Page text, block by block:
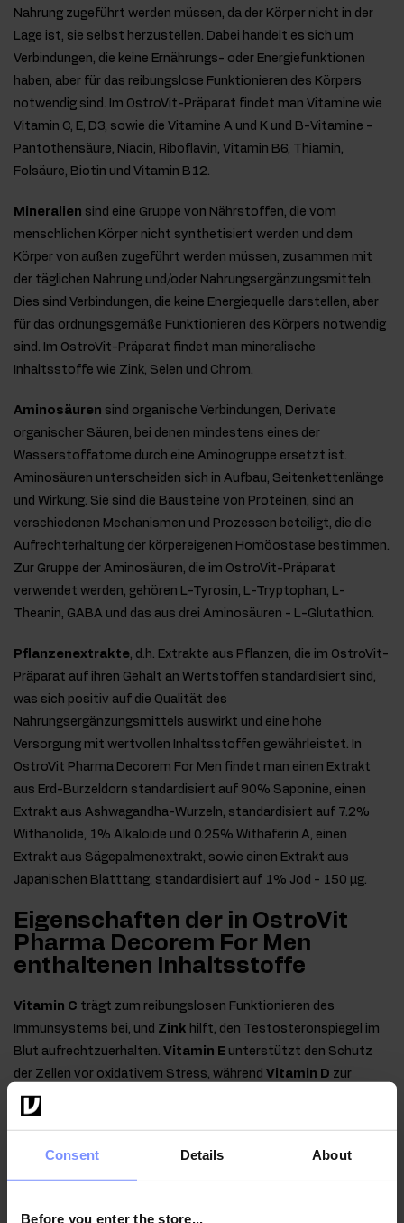
Consent Details About
Before you enter the store...
Nahrung zugeführt werden müssen, da der Körper nicht in der
Lage ist, sie selbst herzustellen. Dabei handelt es sich um
Verbindungen, die keine Ernährungs- oder Energiefunktionen
haben, aber für das reibungslose Funktionieren des Körpers
notwendig sind. Im OstroVit-Präparat findet man Vitamine wie
Vitamin C, E, D3, sowie die Vitamine A und K und B-Vitamine -
Pantothensäure, Niacin, Riboflavin, Vitamin B6, Thiamin,
Folsäure, Biotin und Vitamin B12.
Mineralien sind eine Gruppe von Nährstoffen, die vom
menschlichen Körper nicht synthetisiert werden und dem
Körper von außen zugeführt werden müssen, zusammen mit
der täglichen Nahrung und/oder Nahrungsergänzungsmitteln.
Dies sind Verbindungen, die keine Energiequelle darstellen, aber
für das ordnungsgemäße Funktionieren des Körpers notwendig
sind. Im OstroVit-Präparat findet man mineralische
Inhaltsstoffe wie Zink, Selen und Chrom.
Aminosäuren sind organische Verbindungen, Derivate
organischer Säuren, bei denen mindestens eines der
Wasserstoffatome durch eine Aminogruppe ersetzt ist.
Aminosäuren unterscheiden sich in Aufbau, Seitenkettenlänge
und Wirkung. Sie sind die Bausteine von Proteinen, sind an
verschiedenen Mechanismen und Prozessen beteiligt, die die
Aufrechterhaltung der körpereigenen Homöostase bestimmen.
Zur Gruppe der Aminosäuren, die im OstroVit-Präparat
verwendet werden, gehören L-Tyrosin, L-Tryptophan, L-
Theanin, GABA und das aus drei Aminosäuren - L-Glutathion.
Pflanzenextrakte, d.h. Extrakte aus Pflanzen, die im OstroVit-
Präparat auf ihren Gehalt an Wertstoffen standardisiert sind,
was sich positiv auf die Qualität des
Nahrungsergänzungsmittels auswirkt und eine hohe
Versorgung mit wertvollen Inhaltsstoffen gewährleistet. In
OstroVit Pharma Decorem For Men findet man einen Extrakt
aus Erd-Burzeldorn standardisiert auf 90% Saponine, einen
Extrakt aus Ashwagandha-Wurzeln, standardisiert auf 7.2%
Withanolide, 1% Alkaloide und 0.25% Withaferin A, einen
Extrakt aus Sägepalmenextrakt, sowie einen Extrakt aus
Japanischen Blatttang, standardisiert auf 1% Jod - 150 µg.
Eigenschaften der in OstroVit
Pharma Decorem For Men
enthaltenen Inhaltsstoffe
Vitamin C trägt zum reibungslosen Funktionieren des
Immunsystems bei, und Zink hilft, den Testosteronspiegel im
Blut aufrechtzuerhalten. Vitamin E unterstützt den Schutz
der Zellen vor oxidativem Stress, während Vitamin D zur
normalen Funktion der Muskeln beiträgt.
unterstützt die Aufrechterhaltung der geistigen